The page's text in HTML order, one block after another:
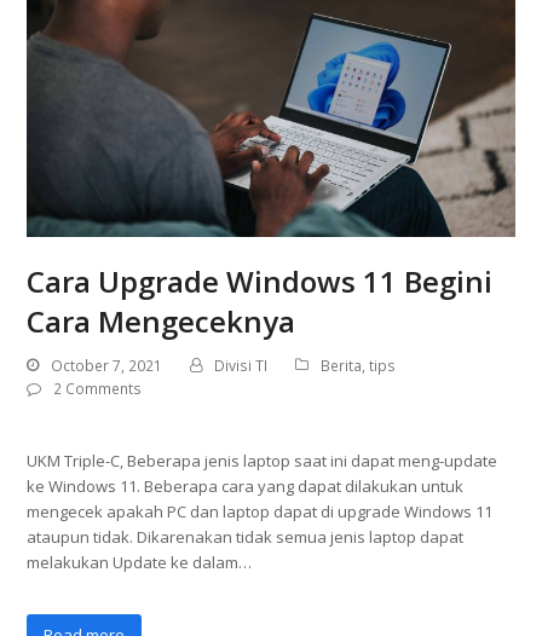
Cara Upgrade Windows 11 Begini
Cara Mengeceknya
October 7, 2021 Divisi TI Berita,tips
2 Comments
UKM Triple-C, Beberapa jenis laptop saat ini dapat meng-update
ke Windows 11. Beberapa cara yang dapat dilakukan untuk
mengecek apakah PC dan laptop dapat di upgrade Windows 11
ataupun tidak. Dikarenakan tidak semua jenis laptop dapat
melakukan Update ke dalam…